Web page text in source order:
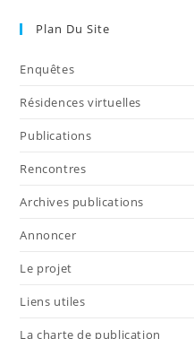
Plan Du Site
Enquêtes
Résidences virtuelles
Publications
Rencontres
Archives publications
Annoncer
Le projet
Liens utiles
La charte de publication